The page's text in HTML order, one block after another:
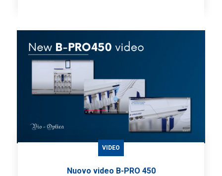
VIDEO
Nuovo video B-PRO 450